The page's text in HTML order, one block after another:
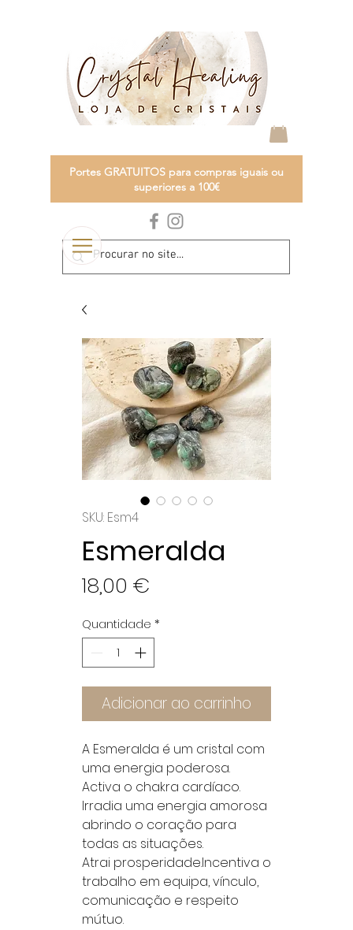
Portes GRATUITOS para compras iguais ou
superiores a 100€
SKU: Esm4
Esmeralda
18,00 €
Quantidade *
Adicionar ao carrinho
A Esmeralda é um cristal com
uma energia poderosa.
Activa o chakra cardíaco.
Irradia uma energia amorosa
abrindo o coração para
todas as situações.
Atrai prosperidade.Incentiva o
trabalho em equipa, vínculo,
comunicação e respeito
mútuo.